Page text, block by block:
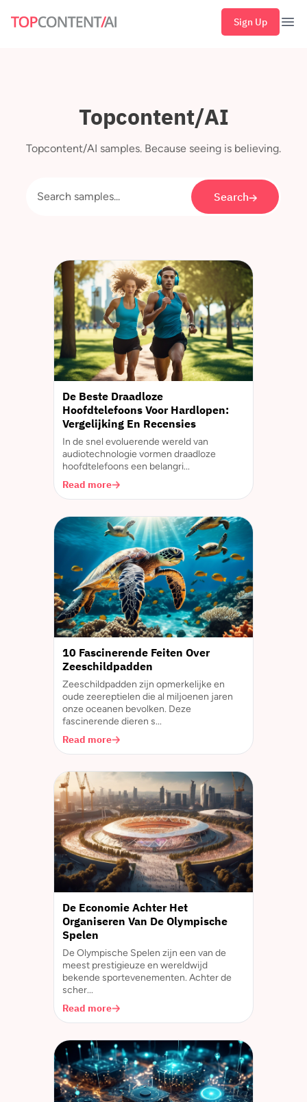
Sign Up
Topcontent/AI
Topcontent/AI samples. Because seeing is believing.
Search
De Beste Draadloze
Hoofdtelefoons Voor Hardlopen:
Vergelijking En Recensies
In de snel evoluerende wereld van
audiotechnologie vormen draadloze
hoofdtelefoons een belangri...
Read more
10 Fascinerende Feiten Over
Zeeschildpadden
Zeeschildpadden zijn opmerkelijke en
oude zeereptielen die al miljoenen jaren
onze oceanen bevolken. Deze
fascinerende dieren s...
Read more
De Economie Achter Het
Organiseren Van De Olympische
Spelen
De Olympische Spelen zijn een van de
meest prestigieuze en wereldwijd
bekende sportevenementen. Achter de
scher...
Read more